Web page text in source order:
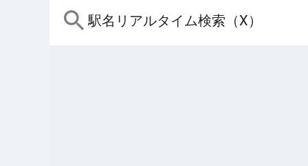
駅名リアルタイム検索（X）